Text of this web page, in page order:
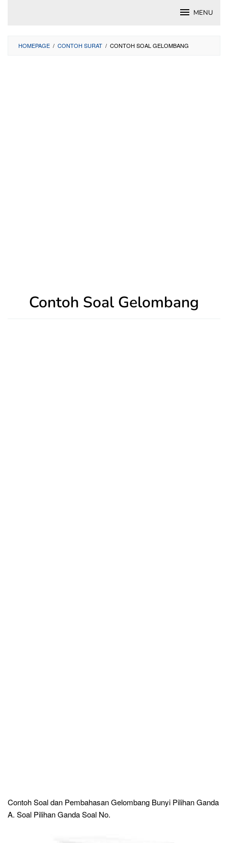
MENU
HOMEPAGE / CONTOH SURAT / CONTOH SOAL GELOMBANG
Contoh Soal Gelombang
Contoh Soal dan Pembahasan Gelombang Bunyi Pilihan Ganda
A. Soal Pilihan Ganda Soal No.